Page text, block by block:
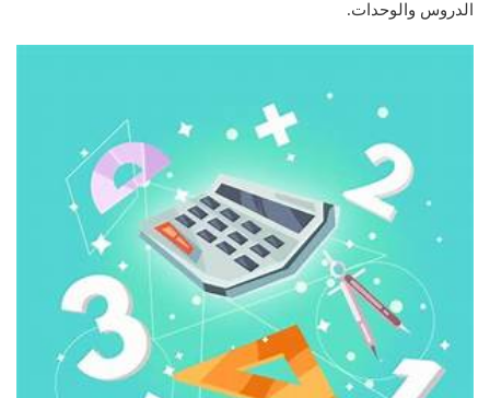
الدروس والوحدات.